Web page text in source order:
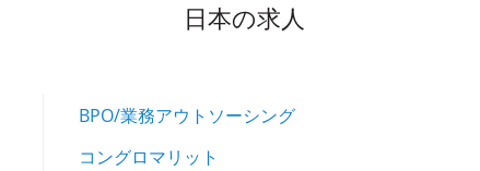
日本の求人
BPO/業務アウトソーシング
コングロマリット